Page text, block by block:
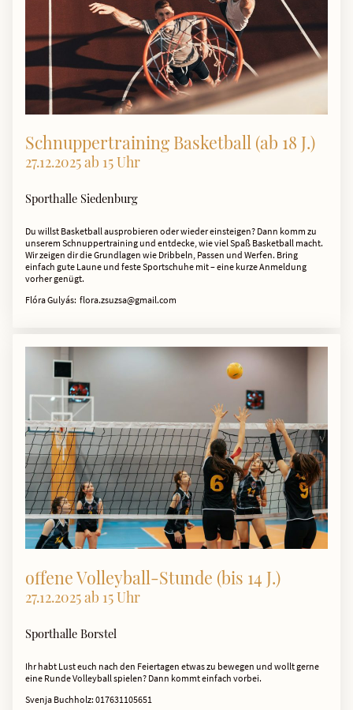
Schnuppertraining Basketball (ab 18 J.)
27.12.2025 ab 15 Uhr
Sporthalle Siedenburg
Du willst Basketball ausprobieren oder wieder einsteigen? Dann komm zu
unserem Schnuppertraining und entdecke, wie viel Spaß Basketball macht.
Wir zeigen dir die Grundlagen wie Dribbeln, Passen und Werfen. Bring
einfach gute Laune und feste Sportschuhe mit – eine kurze Anmeldung
vorher genügt.
Flóra Gulyás: flora.zsuzsa@gmail.com
offene Volleyball-Stunde (bis 14 J.)
27.12.2025 ab 15 Uhr
Sporthalle Borstel
Ihr habt Lust euch nach den Feiertagen etwas zu bewegen und wollt gerne
eine Runde Volleyball spielen? Dann kommt einfach vorbei.
Svenja Buchholz: 017631105651